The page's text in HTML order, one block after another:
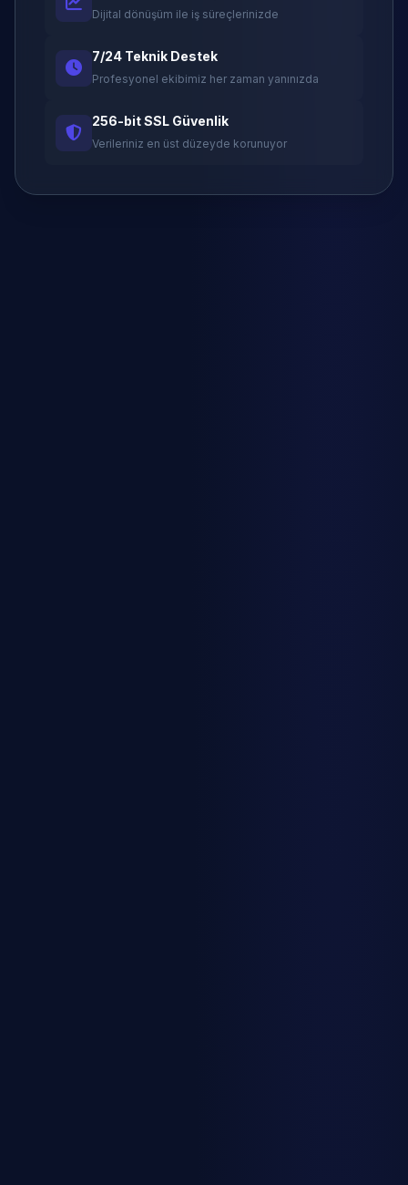
Dijital dönüşüm ile iş süreçlerinizde
7/24 Teknik Destek
Profesyonel ekibimiz her zaman yanınızda
256-bit SSL Güvenlik
Verileriniz en üst düzeyde korunuyor